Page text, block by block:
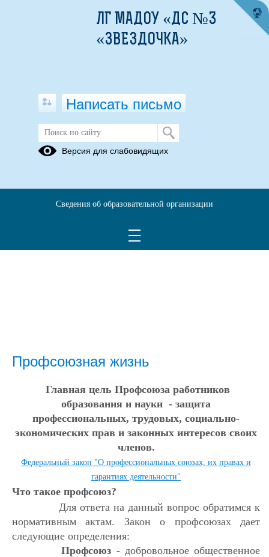
Профсоюзная жизнь
Главная цель Профсоюза работников
образования и науки - защита
профессиональных, трудовых, социально-
экономических прав и законных интересов своих
членов.
Федеральный закон "О профессиональных союзах, их правах и
гарантиях деятельности"
Что такое профсоюз?
Для ответа на данный вопрос обратимся к
нормативным актам. Закон о профсоюзах дает
следующие определения:
Профсоюз - добровольное общественное
ЛГ МАДОУ «ДС №3
«ЗВЕЗДОЧКА»
Написать письмо
Версия для слабовидящих
Сведения об образовательной организации